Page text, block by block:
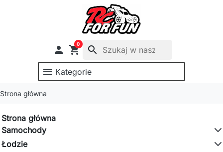
 shopping_cart
0
search
menu Kategorie
Strona główna
Strona główna
Samochody
Łodzie